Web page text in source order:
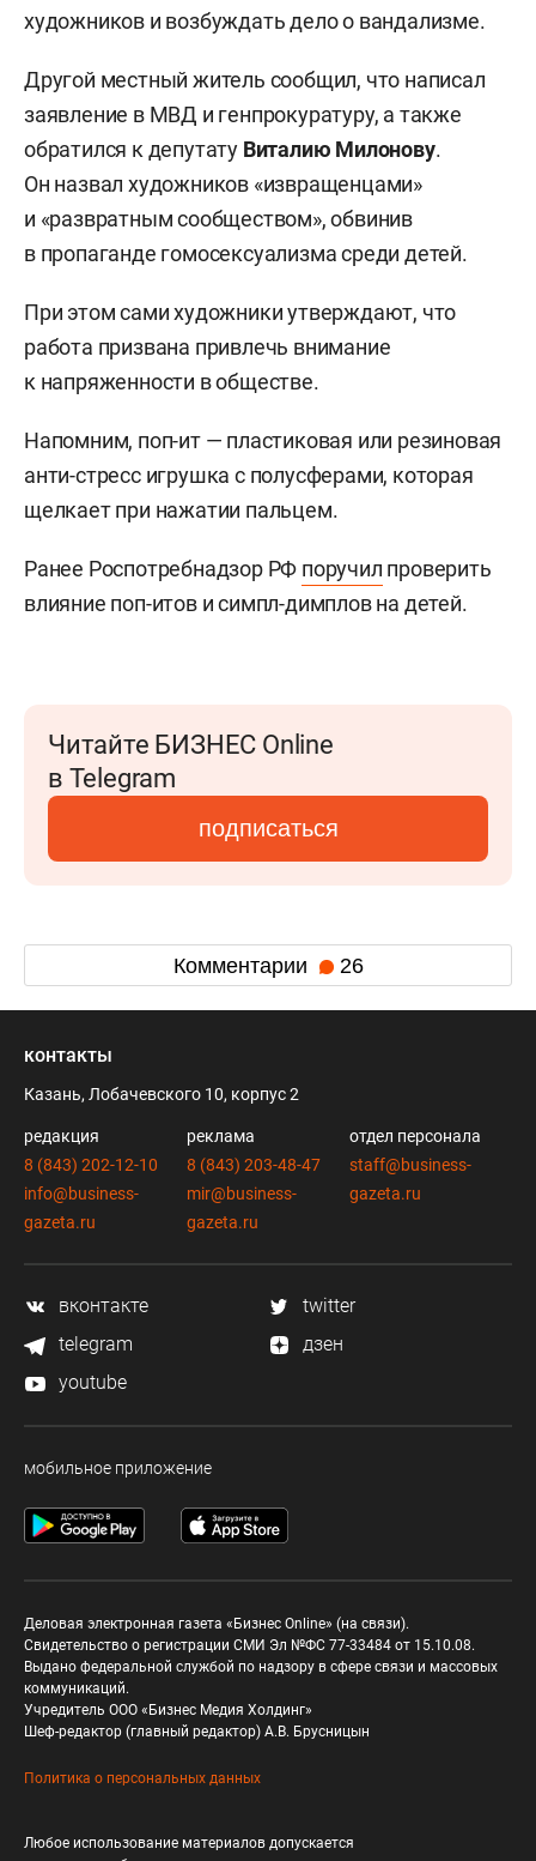
художников и возбуждать дело о вандализме.
Другой местный житель сообщил, что написал
заявление в МВД и генпрокуратуру, а также
обратился к депутату Виталию Милонову.
Он назвал художников «извращенцами»
и «развратным сообществом», обвинив
в пропаганде гомосексуализма среди детей.
При этом сами художники утверждают, что
работа призвана привлечь внимание
к напряженности в обществе.
Напомним, поп-ит — пластиковая или резиновая
анти-стресс игрушка с полусферами, которая
щелкает при нажатии пальцем.
Ранее Роспотребнадзор РФ поручил проверить
влияние поп-итов и симпл-димплов на детей.
Читайте БИЗНЕС Online
в Telegram
подписаться
Комментарии 26
контакты
Казань, Лобачевского 10, корпус 2
редакция
8 (843) 202-12-10
info@business-
gazeta.ru
реклама
8 (843) 203-48-47
mir@business-
gazeta.ru
отдел персонала
staff@business-
gazeta.ru
вконтакте
twitter
telegram
дзен
youtube
мобильное приложение
Деловая электронная газета «Бизнес Online» (на связи).
Свидетельство о регистрации СМИ Эл №ФС 77-33484 от 15.10.08.
Выдано федеральной службой по надзору в сфере связи и массовых
коммуникаций.
Учредитель ООО «Бизнес Медия Холдинг»
Шеф-редактор (главный редактор) А.В. Брусницын
Политика о персональных данных
Любое использование материалов допускается